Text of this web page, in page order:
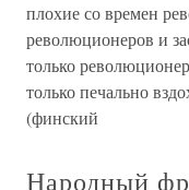
плохие со времен
революционеров и
только
только печально
(финский
Народный